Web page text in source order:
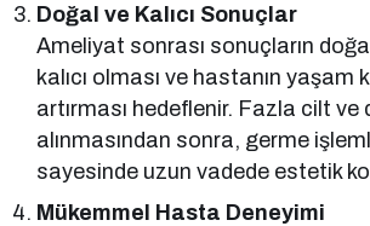
Doğal ve Kalıcı Sonuçlar
Ameliyat sonrası sonuçların
kalıcı olması ve hastanın yaşam
artırması hedeflenir. Fazla cilt ve
alınmasından sonra, germe
sayesinde uzun vadede estetik
Mükemmel Hasta Deneyimi